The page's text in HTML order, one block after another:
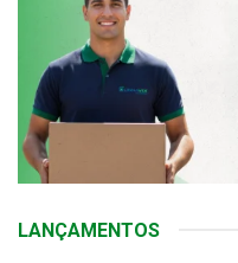
LANÇAMENTOS